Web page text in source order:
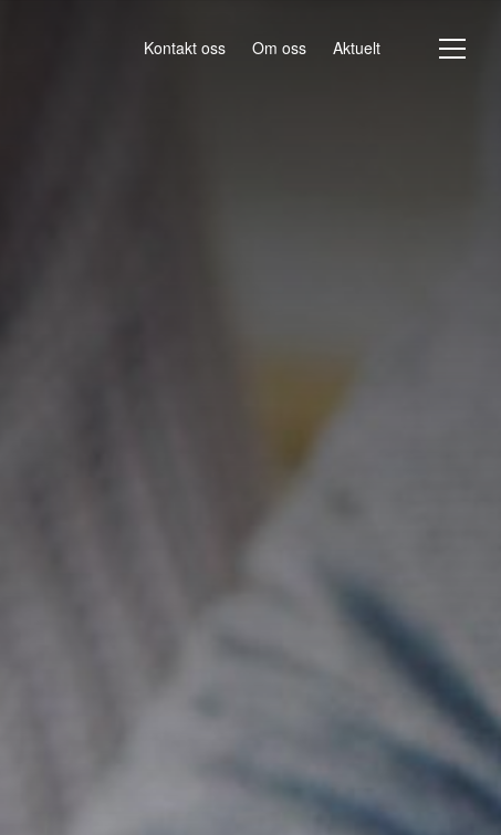
Kontakt oss Om oss Aktuelt